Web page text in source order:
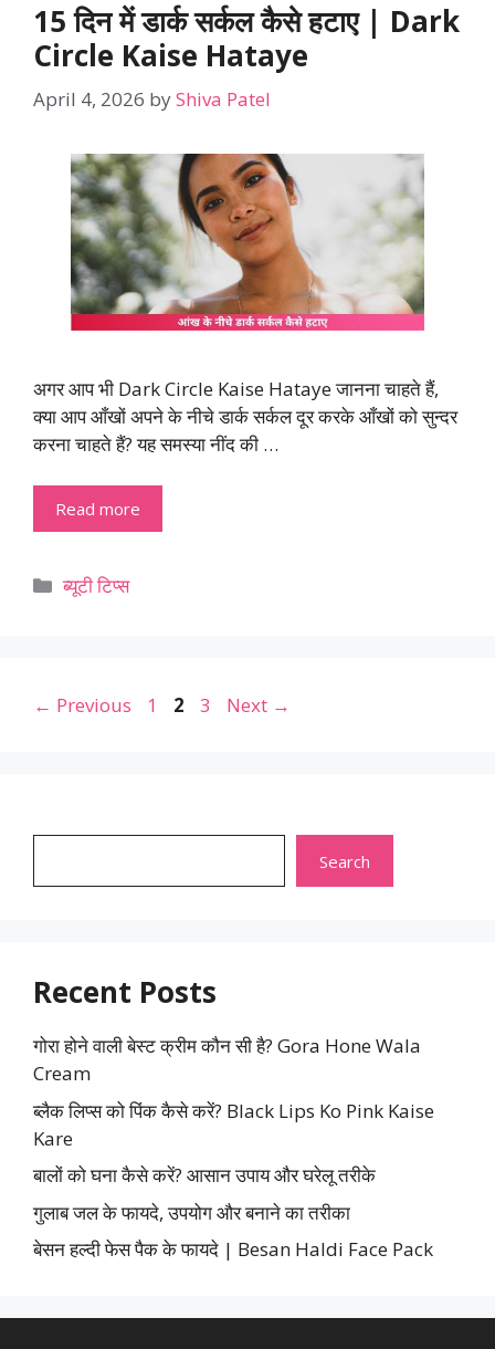
15 दिन में डार्क सर्कल कैसे हटाए | Dark
Circle Kaise Hataye
April 4, 2026 byShiva Patel
अगर आप भी Dark Circle Kaise Hataye जानना चाहते हैं,
क्या आप आँखों अपने के नीचे डार्क सर्कल दूर करके आँखों को सुन्दर
करना चाहते हैं? यह समस्या नींद की …
Read more
Categories
ब्यूटी टिप्स
← Previous Page
1 Page
2 Page
3 Next →
Search
Recent Posts
गोरा होने वाली बेस्ट क्रीम कौन सी है? Gora Hone Wala
Cream
ब्लैक लिप्स को पिंक कैसे करें? Black Lips Ko Pink Kaise
Kare
बालों को घना कैसे करें? आसान उपाय और घरेलू तरीके
गुलाब जल के फायदे, उपयोग और बनाने का तरीका
बेसन हल्दी फेस पैक के फायदे | Besan Haldi Face Pack